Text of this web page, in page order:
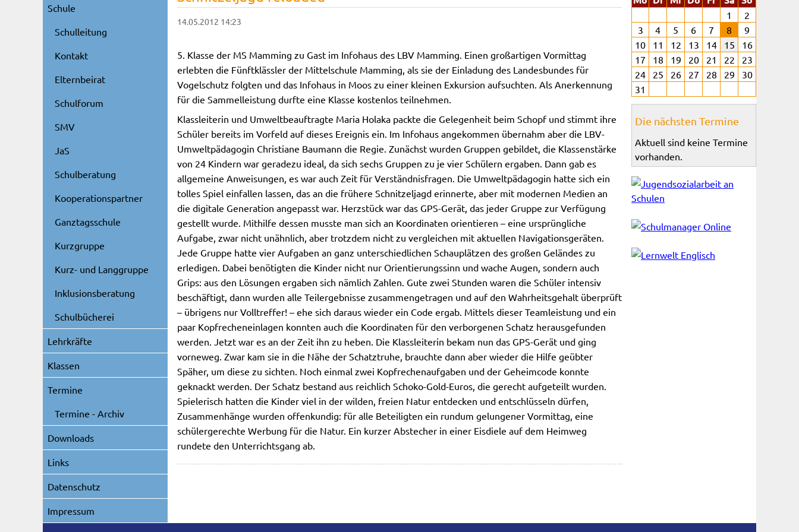
14.05.2012 14:23
5. Klasse der MS Mamming zu Gast im Infohaus des LBV Mamming. Einen großartigen Vormittag
erlebten die Fünftklässler der Mittelschule Mamming, als sie der Einladung des Landesbundes für
Vogelschutz folgten und das Infohaus in Moos zu einer kleinen Exkursion aufsuchten. Als Anerkennung
für die Sammelleistung durfte eine Klasse kostenlos teilnehmen.
Klassleiterin und Umweltbeauftragte Maria Holaka packte die Gelegenheit beim Schopf und stimmt ihre
Schüler bereits im Vorfeld auf dieses Ereignis ein. Im Infohaus angekommen übernahm aber die LBV-
Umweltpädagogin Christiane Baumann die Regie. Zunächst wurden Gruppen gebildet, die Klassenstärke
von 24 Kindern war geradezu ideal, da sich sechs Gruppen zu je vier Schülern ergaben. Dann gab es
allgemeine Anweisungen, es war auch Zeit für Verständnisfragen. Die Umweltpädagogin hatte sich ein
tolles Spiel einfallen lassen, das an die frühere Schnitzeljagd erinnerte, aber mit modernen Medien an
die digitale Generation angepasst war. Herzstück war das GPS-Gerät, das jeder Gruppe zur Verfügung
gestellt wurde. Mithilfe dessen musste man sich an Koordinaten orientieren – eine ursprüngliche
Aufgabe, zwar nicht unähnlich, aber trotzdem nicht zu vergleichen mit aktuellen Navigationsgeräten.
Jede Gruppe hatte vier Aufgaben an ganz unterschiedlichen Schauplätzen des großen Geländes zu
erledigen. Dabei benötigten die Kinder nicht nur Orientierungssinn und wache Augen, sondern auch
Grips: aus den Lösungen ergaben sich nämlich Zahlen. Gute zwei Stunden waren die Schüler intensiv
beschäftigt, dann wurden alle Teilergebnisse zusammengetragen und auf den Wahrheitsgehalt überprüft
– übrigens nur Volltreffer! – ehe sich daraus wieder ein Code ergab. Mittels dieser Teamleistung und ein
paar Kopfrecheneinlagen konnten auch die Koordinaten für den verborgenen Schatz herausgefunden
werden. Jetzt war es an der Zeit ihn zu heben. Die Klassleiterin bekam nun das GPS-Gerät und ging
vorneweg. Zwar kam sie in die Nähe der Schatztruhe, brauchte dann aber wieder die Hilfe geübter
Späher, um diese zu sichten. Noch einmal zwei Kopfrechenaufgaben und der Geheimcode konnte
geknackt werden. Der Schatz bestand aus reichlich Schoko-Gold-Euros, die gerecht aufgeteilt wurden.
Spielerisch hatten die Kinder viel in der wilden, freien Natur entdecken und entschlüsseln dürfen,
Zusammenhänge wurden offenkundig: für alle Beteiligten ein rundum gelungener Vormittag, eine
schülergerechte Werbung für die Natur. Ein kurzer Abstecher in einer Eisdiele auf dem Heimweg
rundete den Unterrichtsgang ab.
Schule
Schulleitung
Kontakt
Elternbeirat
Schulforum
SMV
JaS
Schulberatung
Kooperationspartner
Ganztagsschule
Kurzgruppe
Kurz- und Langgruppe
Inklusionsberatung
Schulbücherei
Lehrkräfte
Klassen
Termine
Termine - Archiv
Downloads
Links
Datenschutz
Impressum
1
2
3
4 5 6 7 8
9
10
11 12 13 14 15
16
17
18 19 20 21 22
23
24
25 26 27 28 29
30
31
Die nächsten Termine
Aktuell sind keine Termine
vorhanden.